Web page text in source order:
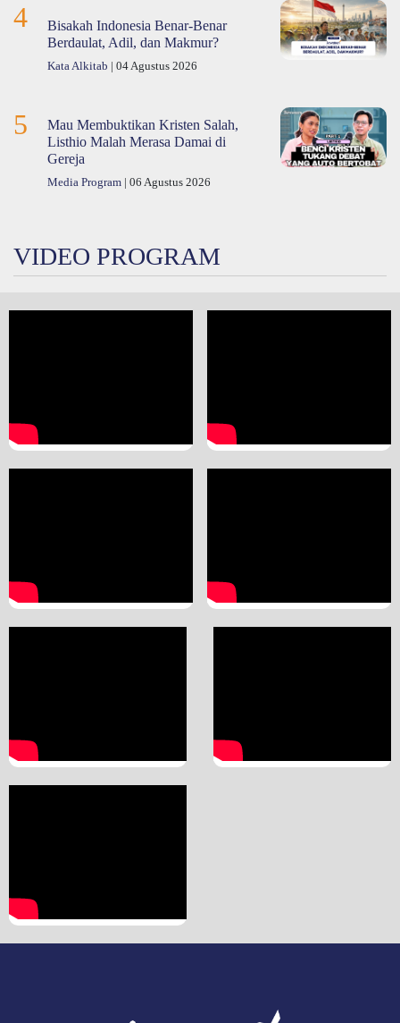
4
Bisakah Indonesia Benar-Benar
Berdaulat, Adil, dan Makmur?
Kata Alkitab | 04 Agustus 2026
5
Mau Membuktikan Kristen Salah,
Listhio Malah Merasa Damai di
Gereja
Media Program | 06 Agustus 2026
VIDEO PROGRAM